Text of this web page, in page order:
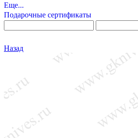
Еще...
Подарочные сертификаты
Назад